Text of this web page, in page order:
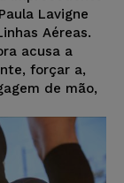
Lavigne
Aéreas.
acusa a
forçar a,
de mão,